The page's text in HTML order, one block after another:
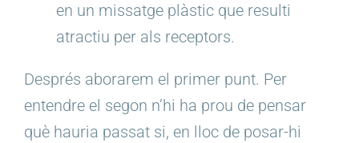
en un missatge plàstic que resulti
atractiu per als receptors.
Després aborarem el primer punt. Per
entendre el segon n’hi ha prou de pensar
què hauria passat si, en lloc de posar-hi